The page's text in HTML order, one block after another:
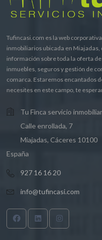
Tufincasi.com es la web
inmobiliarios ubicada en
información sobre toda la oferta
inmuebles, seguros y gestión de
comarca. Estaremos encantados
necesites en este campo, te
Tu Finca servicio
Calle enrollada, 7
Miajadas, Cáceres 10100
España
927 16 16 20
info@tufincasi.com